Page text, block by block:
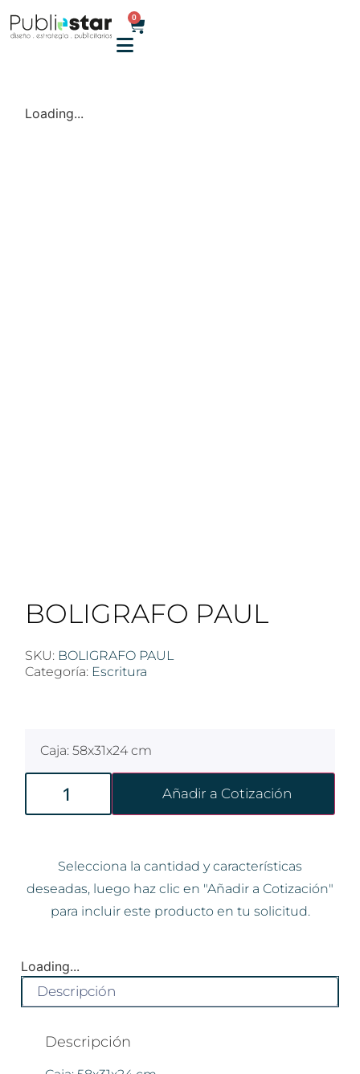
0
Loading...
BOLIGRAFO PAUL
SKU: BOLIGRAFO PAUL
Categoría: Escritura
Caja: 58x31x24 cm
Añadir a Cotización
Selecciona la cantidad y características
deseadas, luego haz clic en "Añadir a Cotización"
para incluir este producto en tu solicitud.
Loading...
Descripción
Descripción